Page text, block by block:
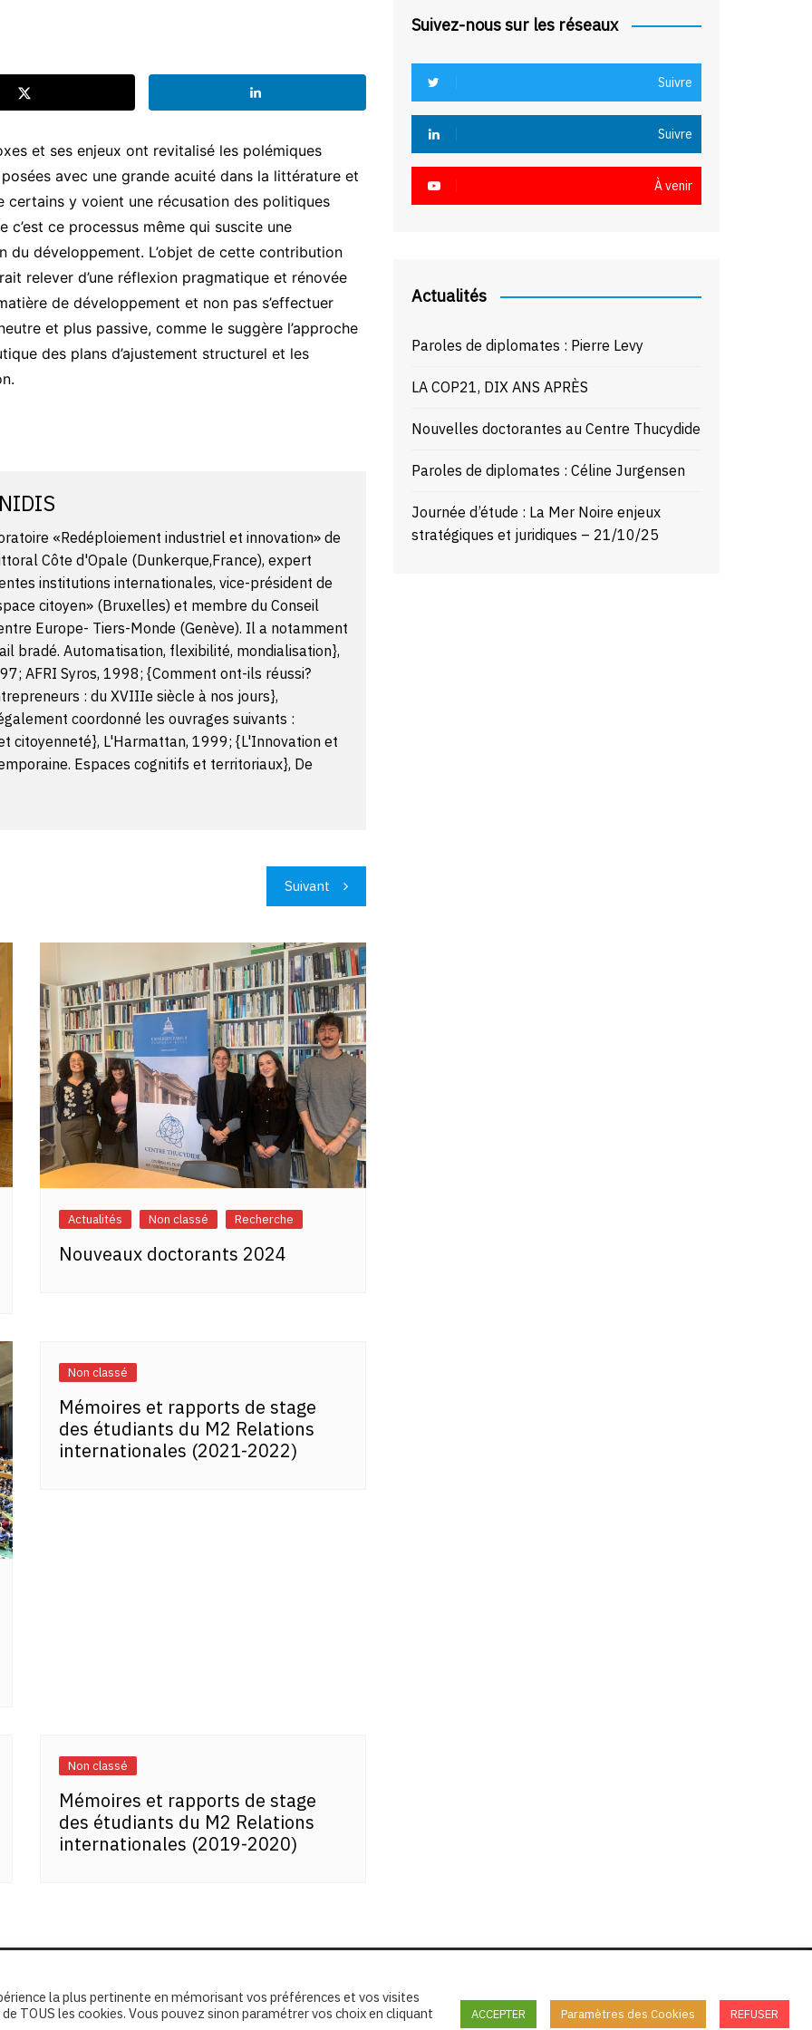
et ses enjeux ont revitalisé les polémiques
avec une grande acuité dans la littérature et
certains y voient une récusation des politiques
c’est ce processus même qui suscite une
du développement. L’objet de cette contribution
relever d’une réflexion pragmatique et rénovée
de développement et non pas s’effectuer
et plus passive, comme le suggère l’approche
des plans d’ajustement structurel et les
«Redéploiement industriel et innovation» de
Côte d'Opale (Dunkerque,France), expert
institutions internationales, vice-président de
citoyen» (Bruxelles) et membre du Conseil
Europe- Tiers-Monde (Genève). Il a notamment
bradé. Automatisation, flexibilité, mondialisation},
AFRI Syros, 1998; {Comment ont-ils réussi?
: du XVIIIe siècle à nos jours},
coordonné les ouvrages suivants :
citoyenneté}, L'Harmattan, 1999; {L'Innovation et
Espaces cognitifs et territoriaux}, De
Suivant
Actualités Non classé Recherche
Nouveaux doctorants 2024
Non classé
Mémoires et rapports de stage
des étudiants du M2 Relations
internationales (2021-2022)
Non classé
Mémoires et rapports de stage
des étudiants du M2 Relations
internationales (2019-2020)
Suivez-nous sur les réseaux
Suivre
Suivre
À venir
Actualités
Paroles de diplomates : Pierre Levy
LA COP21, DIX ANS APRÈS
Nouvelles doctorantes au Centre Thucydide
Paroles de diplomates : Céline Jurgensen
Journée d’étude : La Mer Noire enjeux
stratégiques et juridiques – 21/10/25
la plus pertinente en mémorisant vos préférences et vos visites
TOUS les cookies. Vous pouvez sinon paramétrer vos choix en cliquant
ACCEPTER Paramètres des Cookies REFUSER